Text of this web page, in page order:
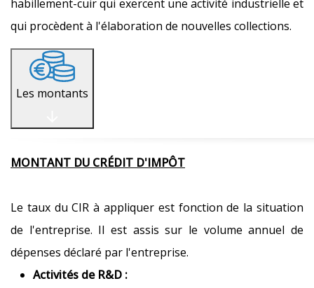
habillement-cuir qui exercent une activité industrielle et
qui procèdent à l'élaboration de nouvelles collections.
Les montants
MONTANT DU CRÉDIT D'IMPÔT
Le taux du CIR à appliquer est fonction de la situation
de l'entreprise. Il est assis sur le volume annuel de
dépenses déclaré par l'entreprise.
Activités de R&D :